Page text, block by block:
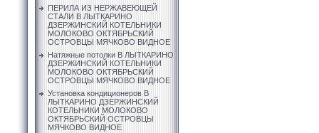
ПЕРИЛА ИЗ НЕРЖАВЕЮЩЕЙ
СТАЛИ В ЛЫТКАРИНО
ДЗЕРЖИНСКИЙ КОТЕЛЬНИКИ
МОЛОКОВО ОКТЯБРЬСКИЙ
ОСТРОВЦЫ МЯЧКОВО ВИДНОЕ
Натяжные потолки В ЛЫТКАРИНО
ДЗЕРЖИНСКИЙ КОТЕЛЬНИКИ
МОЛОКОВО ОКТЯБРЬСКИЙ
ОСТРОВЦЫ МЯЧКОВО ВИДНОЕ
Установка кондиционеров В
ЛЫТКАРИНО ДЗЕРЖИНСКИЙ
КОТЕЛЬНИКИ МОЛОКОВО
ОКТЯБРЬСКИЙ ОСТРОВЦЫ
МЯЧКОВО ВИДНОЕ